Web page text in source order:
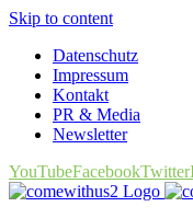
Skip to content
Datenschutz
Impressum
Kontakt
PR & Media
Newsletter
YouTubeFacebookTwitter